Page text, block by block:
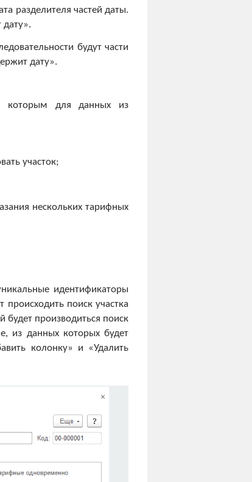
разделителя частей даты.
будут части
дату».
которым для данных из
участок;
нескольких тарифных
идентификаторы
происходить поиск участка
будет производиться поиск
из данных которых будет
колонку» и «Удалить